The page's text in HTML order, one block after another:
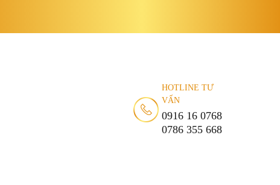
HOTLINE TƯ
VẤN
0916 16 0768
0786 355 668